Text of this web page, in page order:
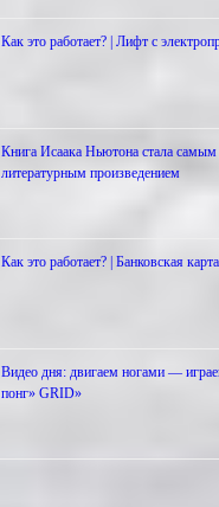
Как это работает? | Лифт с
Книга Исаака Ньютона стала
литературным произведением
Как это работает? | Банковская карта
Видео дня: двигаем ногами —
понг» GRID»